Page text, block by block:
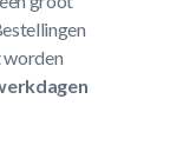
worden